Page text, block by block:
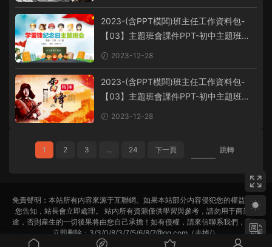
2023-(含PPT模闆)班主任工作資料包-
【03】主題班會課件PPT-初中主題班會
課件-學習雷鋒主題班會PPT課件-學習雷
2023-12-28
2023-(含PPT模闆)班主任工作資料包-
【03】主題班會課件PPT-初中主題班會
課件-學習雷鋒主題班會PPT課件-學習雷
2023-12-28
1 2 3 ... 24 下一頁 跳轉
免責聲明：本站所有内容來源于互聯網。如果本站部分内容侵犯您的權益，請
您告知，站長會立即處理。 站内所有資源僅供學習與參考，請勿用于商業用
途，否則産生的一切後果将由您自己承擔！如有侵權，請來信聯系我們，我們
立即删除：3/3/0/8/3/7/5/6/8/7@qq.com（去掉/）
備案号:蘇ICP備2022022702号-1